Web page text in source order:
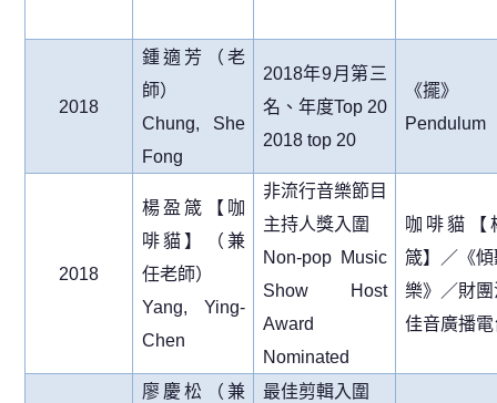
2018
鍾適芳（老
師）
Chung, She
Fong
2018年9月第三
名、年度Top 20
2018 top 20
《擺》
Pendulum
2018
楊盈箴【咖
啡貓】（兼
任老師）
Yang, Ying-
Chen
非流行音樂節目
主持人獎入圍
Non-pop Music
Show Host
Award
Nominated
咖啡貓【
箴】／《
樂》／財
佳音廣播電
廖慶松（兼 最佳剪輯入圍